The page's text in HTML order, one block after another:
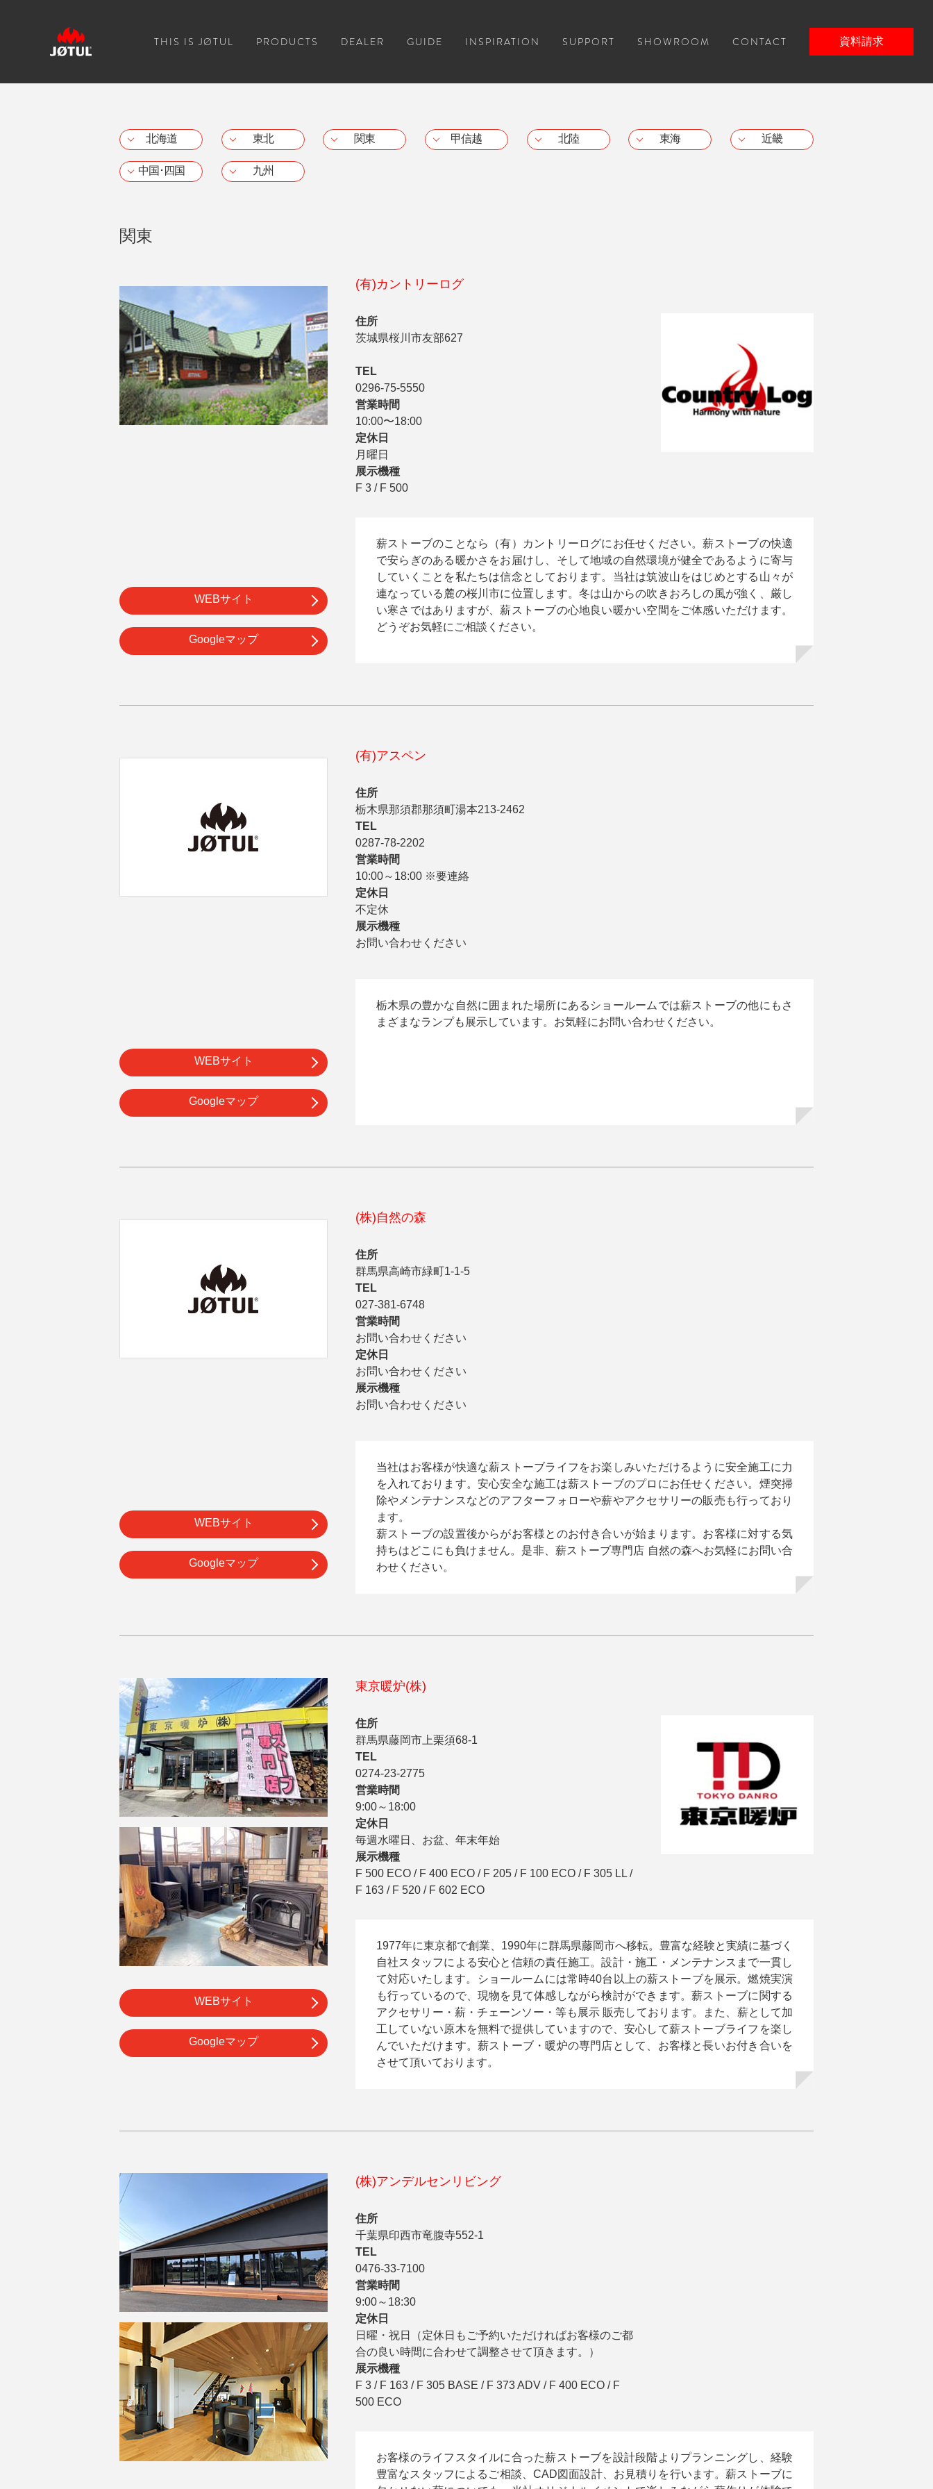
THIS IS JØTUL PRODUCTS DEALER GUIDE INSPIRATION SUPPORT SHOWROOM CONTACT 資料請求
北海道 東北 関東 甲信越 北陸 東海 近畿
中国･四国 九州
関東
(有)カントリーログ
住所
茨城県桜川市友部627
TEL
0296-75-5550
営業時間
10:00〜18:00
定休日
月曜日
展示機種
F 3 / F 500
薪ストーブのことなら（有）カントリーログにお任せください。薪ストーブの快適
で安らぎのある暖かさをお届けし、そして地域の自然環境が健全であるように寄与
していくことを私たちは信念としております。当社は筑波山をはじめとする山々が
連なっている麓の桜川市に位置します。冬は山からの吹きおろしの風が強く、厳し
い寒さではありますが、薪ストーブの心地良い暖かい空間をご体感いただけます。
どうぞお気軽にご相談ください。
WEBサイト
Googleマップ
(有)アスペン
住所
栃木県那須郡那須町湯本213-2462
TEL
0287-78-2202
営業時間
10:00～18:00 ※要連絡
定休日
不定休
展示機種
お問い合わせください
栃木県の豊かな自然に囲まれた場所にあるショールームでは薪ストーブの他にもさ
まざまなランプも展示しています。お気軽にお問い合わせください。
WEBサイト
Googleマップ
(株)自然の森
住所
群馬県高崎市緑町1-1-5
TEL
027-381-6748
営業時間
お問い合わせください
定休日
お問い合わせください
展示機種
お問い合わせください
当社はお客様が快適な薪ストーブライフをお楽しみいただけるように安全施工に力
を入れております。安心安全な施工は薪ストーブのプロにお任せください。煙突掃
除やメンテナンスなどのアフターフォローや薪やアクセサリーの販売も行っており
ます。
薪ストーブの設置後からがお客様とのお付き合いが始まります。お客様に対する気
持ちはどこにも負けません。是非、薪ストーブ専門店 自然の森へお気軽にお問い合
わせください。
WEBサイト
Googleマップ
東京暖炉(株)
住所
群馬県藤岡市上栗須68-1
TEL
0274-23-2775
営業時間
9:00～18:00
定休日
毎週水曜日、お盆、年末年始
展示機種
F 500 ECO / F 400 ECO / F 205 / F 100 ECO / F 305 LL /
F 163 / F 520 / F 602 ECO
1977年に東京都で創業、1990年に群馬県藤岡市へ移転。豊富な経験と実績に基づく
自社スタッフによる安心と信頼の責任施工。設計・施工・メンテナンスまで一貫し
て対応いたします。ショールームには常時40台以上の薪ストーブを展示。燃焼実演
も行っているので、現物を見て体感しながら検討ができます。薪ストーブに関する
アクセサリー・薪・チェーンソー・等も展示 販売しております。また、薪として加
工していない原木を無料で提供していますので、安心して薪ストーブライフを楽し
んでいただけます。薪ストーブ・暖炉の専門店として、お客様と長いお付き合いを
させて頂いております。
WEBサイト
Googleマップ
(株)アンデルセンリビング
住所
千葉県印西市竜腹寺552-1
TEL
0476-33-7100
営業時間
9:00～18:30
定休日
日曜・祝日（定休日もご予約いただければお客様のご都
合の良い時間に合わせて調整させて頂きます。）
展示機種
F 3 / F 163 / F 305 BASE / F 373 ADV / F 400 ECO / F
500 ECO
お客様のライフスタイルに合った薪ストーブを設計段階よりプランニングし、経験
豊富なスタッフによるご相談、CAD図面設計、お見積りを行います。薪ストーブに